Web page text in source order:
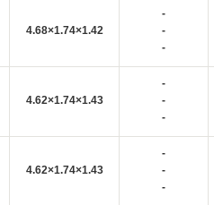
4.68×1.74×1.42
-
-
-
4.62×1.74×1.43
-
-
-
4.62×1.74×1.43
-
-
-